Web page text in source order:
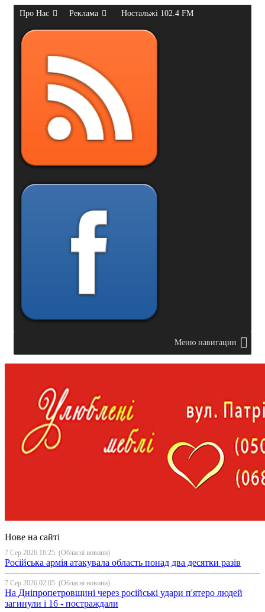
Про Нас Реклама Ностальжі 102.4 FM
Меню навигации
Нове на сайті
7 Сер 2026 16:25 (Обласні новини)
Російська армія атакувала область понад два десятки разів
7 Сер 2026 02:05 (Обласні новини)
На Дніпропетровщині через російські удари п'ятеро людей
загинули і 16 - постраждали